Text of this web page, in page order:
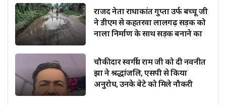
राजद नेता राधाकांत गुप्ता उर्फ बच्चू जी
ने डीएम से कहतरवा लालगढ़ सड़क को
नाला निर्माण के साथ सड़क बनाने का
चौकीदार स्वर्गीय राम जी को दी नवनीत
झा ने श्रद्धांजलि, एसपी से किया
अनुरोध, उनके बेटे को मिले नौकरी